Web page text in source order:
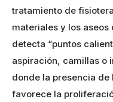
tratamiento de
materiales y los aseos
detecta “puntos
aspiración, camillas o
donde la presencia
favorece la